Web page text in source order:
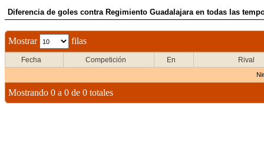
Diferencia de goles contra Regimiento Guadalajara en todas las
Mostrar filas
Fecha Competición En Rival
Mostrando 0 a 0 de 0 totales